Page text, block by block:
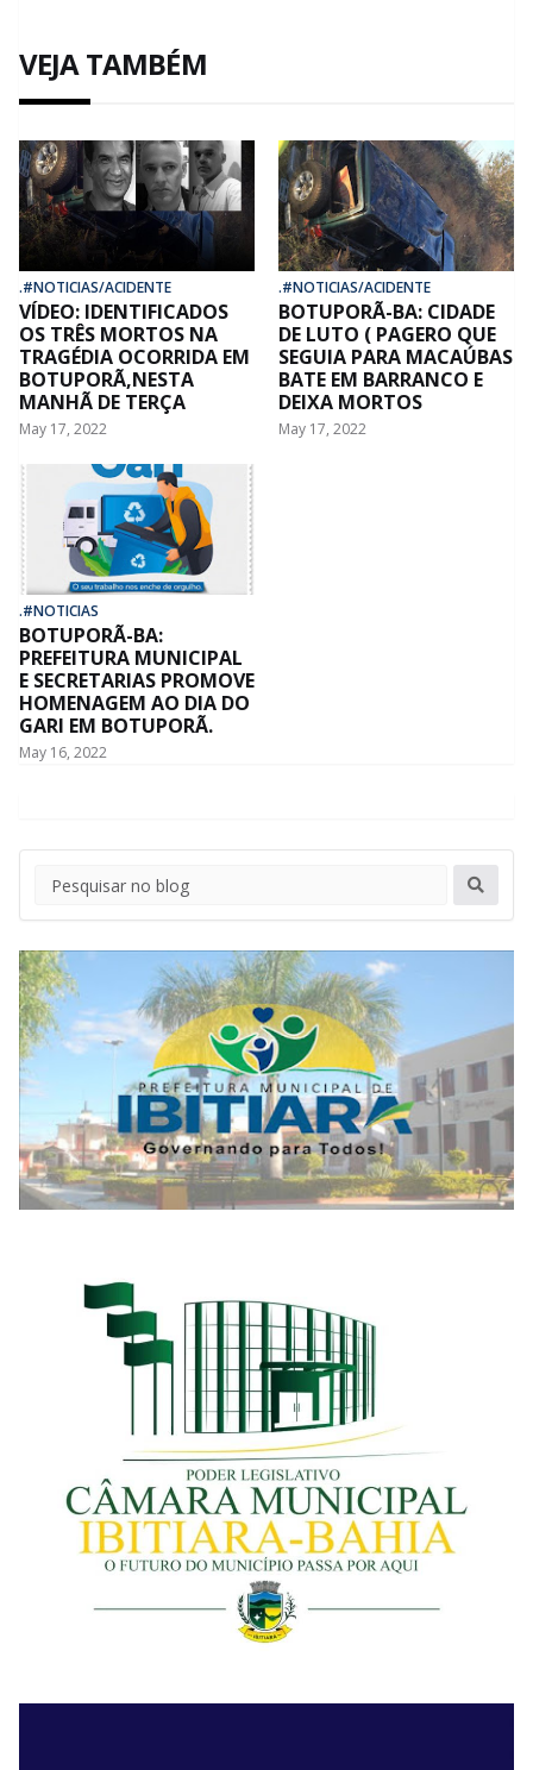
VEJA TAMBÉM
.#NOTICIAS/ACIDENTE
VÍDEO: IDENTIFICADOS
OS TRÊS MORTOS NA
TRAGÉDIA OCORRIDA EM
BOTUPORÃ,NESTA
MANHÃ DE TERÇA
May 17, 2022
.#NOTICIAS/ACIDENTE
BOTUPORÃ-BA: CIDADE
DE LUTO ( PAGERO QUE
SEGUIA PARA MACAÚBAS
BATE EM BARRANCO E
DEIXA MORTOS
May 17, 2022
.#NOTICIAS
BOTUPORÃ-BA:
PREFEITURA MUNICIPAL
E SECRETARIAS PROMOVE
HOMENAGEM AO DIA DO
GARI EM BOTUPORÃ.
May 16, 2022